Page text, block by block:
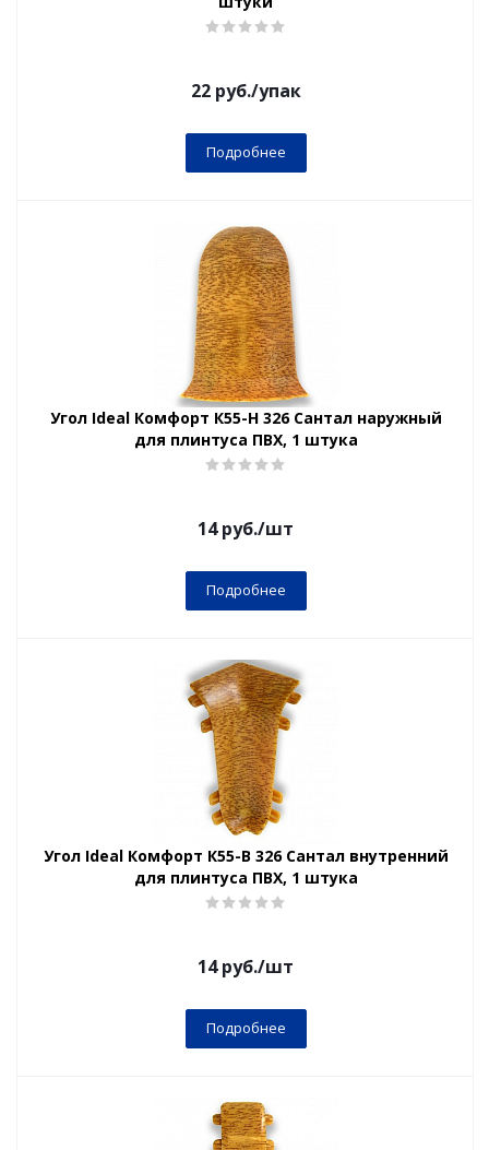
22руб./упак
Подробнее
Угол Ideal Комфорт К55-Н 326 Сантал наружный
для плинтуса ПВХ, 1 штука
14руб./шт
Подробнее
Угол Ideal Комфорт К55-В 326 Сантал внутренний
для плинтуса ПВХ, 1 штука
14руб./шт
Подробнее